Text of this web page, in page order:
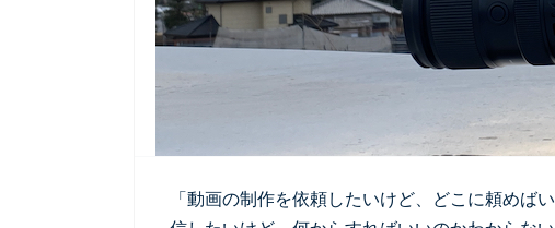
「動画の制作を依頼したいけど、どこに頼めば